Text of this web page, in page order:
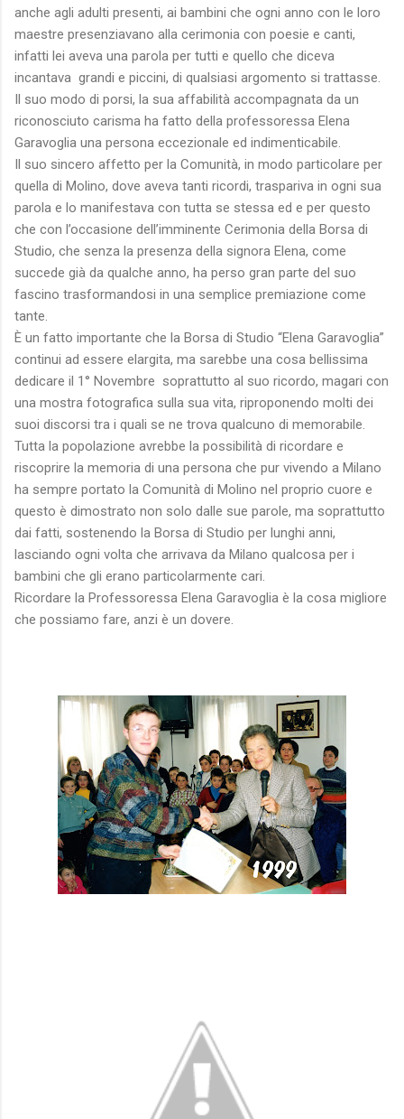
anche agli adulti presenti, ai bambini che ogni anno con le loro
maestre presenziavano alla cerimonia con poesie e canti,
infatti lei aveva una parola per tutti e quello che diceva
incantava grandi e piccini, di qualsiasi argomento si trattasse.
Il suo modo di porsi, la sua affabilità accompagnata da un
riconosciuto carisma ha fatto della professoressa Elena
Garavoglia una persona eccezionale ed indimenticabile.
Il suo sincero affetto per la Comunità, in modo particolare per
quella di Molino, dove aveva tanti ricordi, traspariva in ogni sua
parola e lo manifestava con tutta se stessa ed e per questo
che con l’occasione dell’imminente Cerimonia della Borsa di
Studio, che senza la presenza della signora Elena, come
succede già da qualche anno, ha perso gran parte del suo
fascino trasformandosi in una semplice premiazione come
tante.
È un fatto importante che la Borsa di Studio “Elena Garavoglia”
continui ad essere elargita, ma sarebbe una cosa bellissima
dedicare il 1° Novembre soprattutto al suo ricordo, magari con
una mostra fotografica sulla sua vita, riproponendo molti dei
suoi discorsi tra i quali se ne trova qualcuno di memorabile.
Tutta la popolazione avrebbe la possibilità di ricordare e
riscoprire la memoria di una persona che pur vivendo a Milano
ha sempre portato la Comunità di Molino nel proprio cuore e
questo è dimostrato non solo dalle sue parole, ma soprattutto
dai fatti, sostenendo la Borsa di Studio per lunghi anni,
lasciando ogni volta che arrivava da Milano qualcosa per i
bambini che gli erano particolarmente cari.
Ricordare la Professoressa Elena Garavoglia è la cosa migliore
che possiamo fare, anzi è un dovere.